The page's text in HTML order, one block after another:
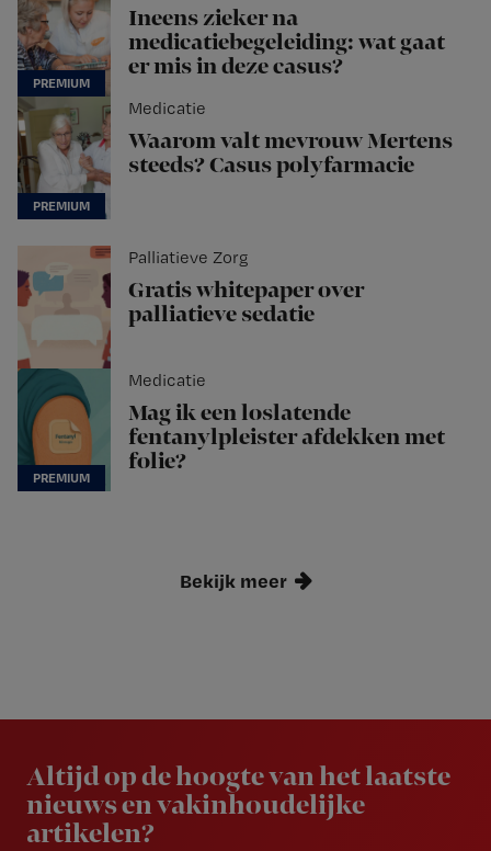
Ineens zieker na
medicatiebegeleiding: wat gaat
er mis in deze casus?
Medicatie
Waarom valt mevrouw Mertens
steeds? Casus polyfarmacie
Palliatieve Zorg
Gratis whitepaper over
palliatieve sedatie
Medicatie
Mag ik een loslatende
fentanylpleister afdekken met
folie?
Bekijk meer
Altijd op de hoogte van het laatste
nieuws en vakinhoudelijke
artikelen?